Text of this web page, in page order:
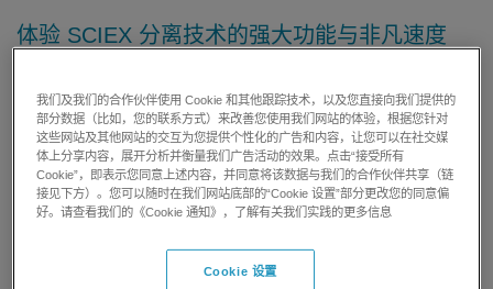
体验 SCIEX 分离技术的强大功能与非凡速度
帮您应对未来需求。
无论您的实验室进行克隆筛选，生物制品的自动定量分析，蛋
白质组学、代谢组学或基因组学研究，还是食品和环境检测，
SCIEX 都能为您提供一流的解决方案。
学家都依赖 SCIEX 技术引领他们的研究。
我们及我们的合作伙伴使用 Cookie 和其他跟踪技术，以及您直接向我们提供的
部分数据（比如，您的联系方式）来改善您使用我们网站的体验，根据您针对
这些网站及其他网站的交互为您提供个性化的广告和内容，让您可以在社交媒
体上分享内容，展开分析并衡量我们广告活动的效果。点击“接受所有
Cookie”，即表示您同意上述内容，并同意将该数据与我们的合作伙伴共享（链
接见下方）。您可以随时在我们网站底部的“Cookie 设置”部分更改您的同意偏
好。请查看我们的《Cookie 通知》，了解有关我们实践的更多信息
Cookie 设置